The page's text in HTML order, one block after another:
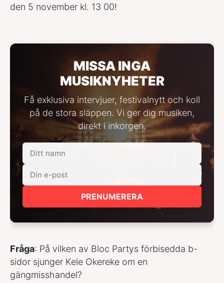
den 5 november kl. 13 00!
MISSA INGA
MUSIKNYHETER
Få exklusiva intervjuer, festivalnytt och koll
på de stora släppen. Vi ger dig musiken,
direkt i inkorgen.
PRENUMERERA
Fråga: På vilken av Bloc Partys förbisedda b-
sidor sjunger Kele Okereke om en
gängmisshandel?